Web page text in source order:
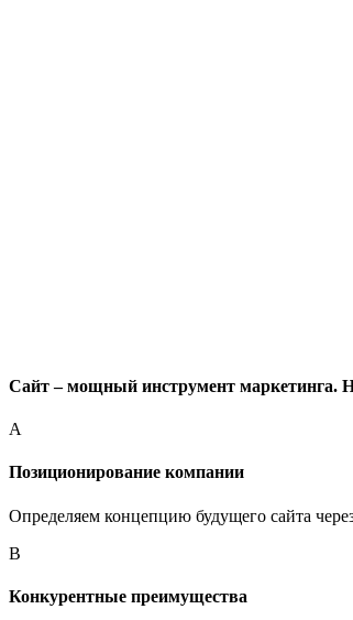
Сайт – мощный инструмент маркетинга.
A
Позиционирование компании
Определяем концепцию будущего сайта
B
Конкурентные преимущества